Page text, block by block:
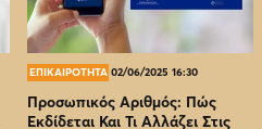
ΕΠΙΚΑΙΡΟΤΗΤΑ 02/06/2025 16:30
Προσωπικός Αριθμός: Πώς
Εκδίδεται Και Τι Αλλάζει Στις